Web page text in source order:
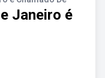
Janeiro é